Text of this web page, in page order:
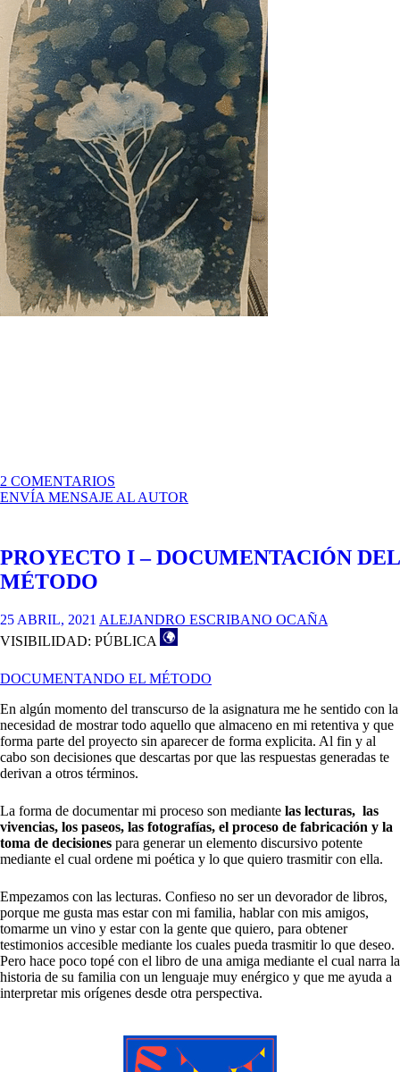
2 COMENTARIOS
PRIMEROS
ENVÍA MENSAJE AL AUTOR
PROYECTO I – DOCUMENTACIÓN DEL
MÉTODO
25 ABRIL, 2021 ALEJANDRO ESCRIBANO OCAÑA
VISIBILIDAD: PÚBLICA
DOCUMENTANDO EL MÉTODO
En algún momento del transcurso de la asignatura me he sentido con la
necesidad de mostrar todo aquello que almaceno en mi retentiva y que
forma parte del proyecto sin aparecer de forma explicita. Al fin y al
cabo son decisiones que descartas por que las respuestas generadas te
derivan a otros términos.
La forma de documentar mi proceso son mediante las lecturas, las
vivencias, los paseos, las fotografías, el proceso de fabricación y la
toma de decisiones para generar un elemento discursivo potente
mediante el cual ordene mi poética y lo que quiero trasmitir con ella.
Empezamos con las lecturas. Confieso no ser un devorador de libros,
porque me gusta mas estar con mi familia, hablar con mis amigos,
tomarme un vino y estar con la gente que quiero, para obtener
testimonios accesible mediante los cuales pueda trasmitir lo que deseo.
Pero hace poco topé con el libro de una amiga mediante el cual narra la
historia de su familia con un lenguaje muy enérgico y que me ayuda a
interpretar mis orígenes desde otra perspectiva.